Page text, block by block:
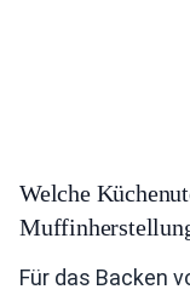
Welche
Für das Backen